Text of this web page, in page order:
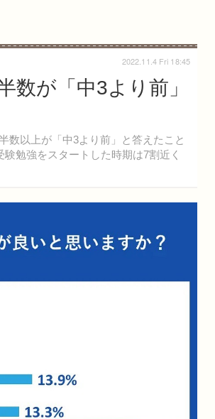
数が「中3より前」
数以上が「中3より前」と答えたこと
勉強をスタートした時期は7割近く
2022.11.4 Fri 18:45